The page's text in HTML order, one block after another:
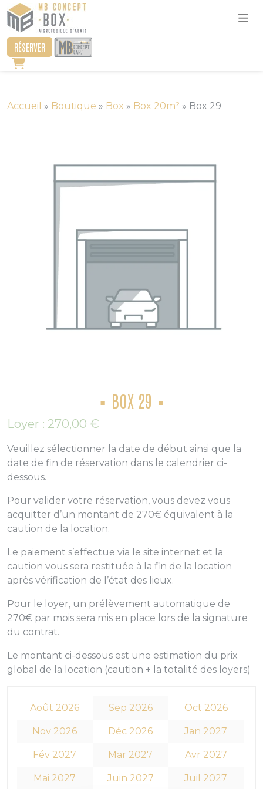
RÉSERVER
Accueil » Boutique » Box » Box 20m² » Box 29
BOX 29
Loyer : 270,00 €
Veuillez sélectionner la date de début ainsi que la
date de fin de réservation dans le calendrier ci-
dessous.
Pour valider votre réservation, vous devez vous
acquitter d’un montant de 270€ équivalent à la
caution de la location.
Le paiement s’effectue via le site internet et la
caution vous sera restituée à la fin de la location
après vérification de l’état des lieux.
Pour le loyer, un prélèvement automatique de
270€ par mois sera mis en place lors de la signature
du contrat.
Le montant ci-dessous est une estimation du prix
global de la location (caution + la totalité des loyers)
Août 2026 Sep 2026 Oct 2026
Nov 2026 Déc 2026 Jan 2027
Fév 2027 Mar 2027 Avr 2027
Mai 2027 Juin 2027 Juil 2027